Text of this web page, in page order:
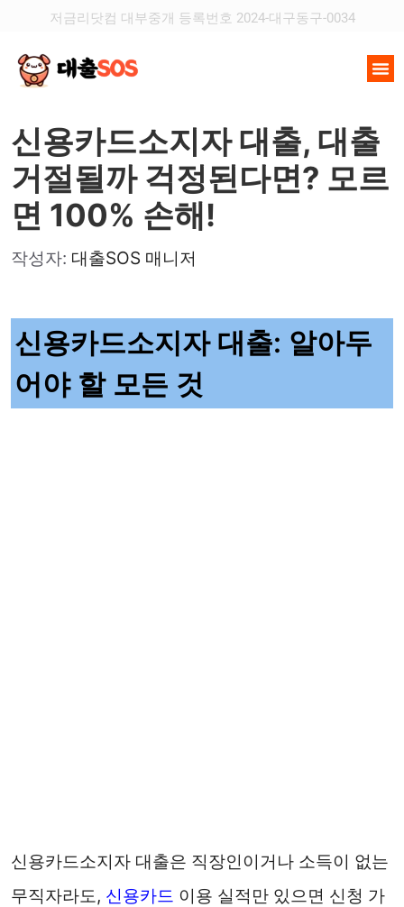
저금리닷컴 대부중개 등록번호 2024-대구동구-0034
신용카드소지자 대출, 대출
거절될까 걱정된다면? 모르
면 100% 손해!
작성자: 대출SOS 매니저
신용카드소지자 대출: 알아두
어야 할 모든 것
신용카드소지자 대출은 직장인이거나 소득이 없는
무직자라도, 신용카드 이용 실적만 있으면 신청 가